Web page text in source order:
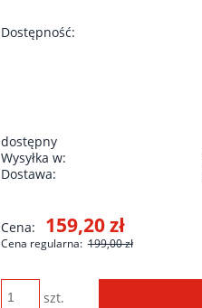
Dostępność:
dostępny
Wysyłka w:
Dostawa:
Cena: 159,20 zł
Cena regularna: 199,00 zł
szt.